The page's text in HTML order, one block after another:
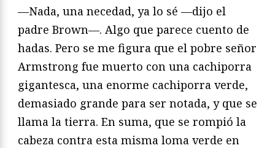
—Nada, una necedad, ya lo sé —dijo el
padre Brown—. Algo que parece cuento de
hadas. Pero se me figura que el pobre señor
Armstrong fue muerto con una cachiporra
gigantesca, una enorme cachiporra verde,
demasiado grande para ser notada, y que se
llama la tierra. En suma, que se rompió la
cabeza contra esta misma loma verde en